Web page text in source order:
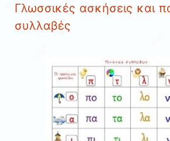
Γλωσσικές ασκήσεις και
συλλαβές